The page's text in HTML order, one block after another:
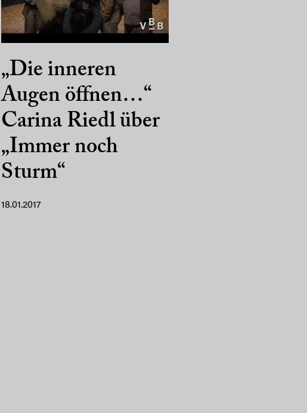
„Die inneren
Augen öffnen…“
Carina Riedl über
„Immer noch
Sturm“
18.01.2017